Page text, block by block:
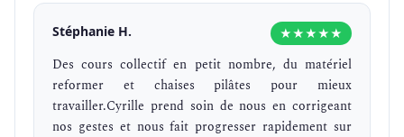
Stéphanie H. ★★★★★
Des cours collectif en petit nombre, du matériel
reformer et chaises pilâtes pour mieux
travailler.Cyrille prend soin de nous en corrigeant
nos gestes et nous fait progresser rapidement sur